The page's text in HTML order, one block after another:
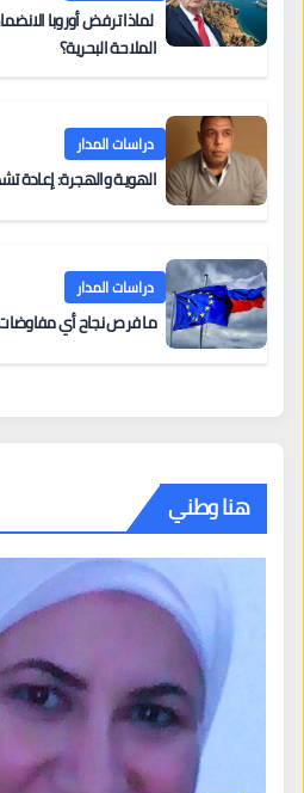
لماذا ترفض أوروبا
الملاحة البحرية؟
دراسات المدار
الهوية والهجرة: إعادة
دراسات المدار
ما فرص نجاح أي مفاوضات
هنا وطني